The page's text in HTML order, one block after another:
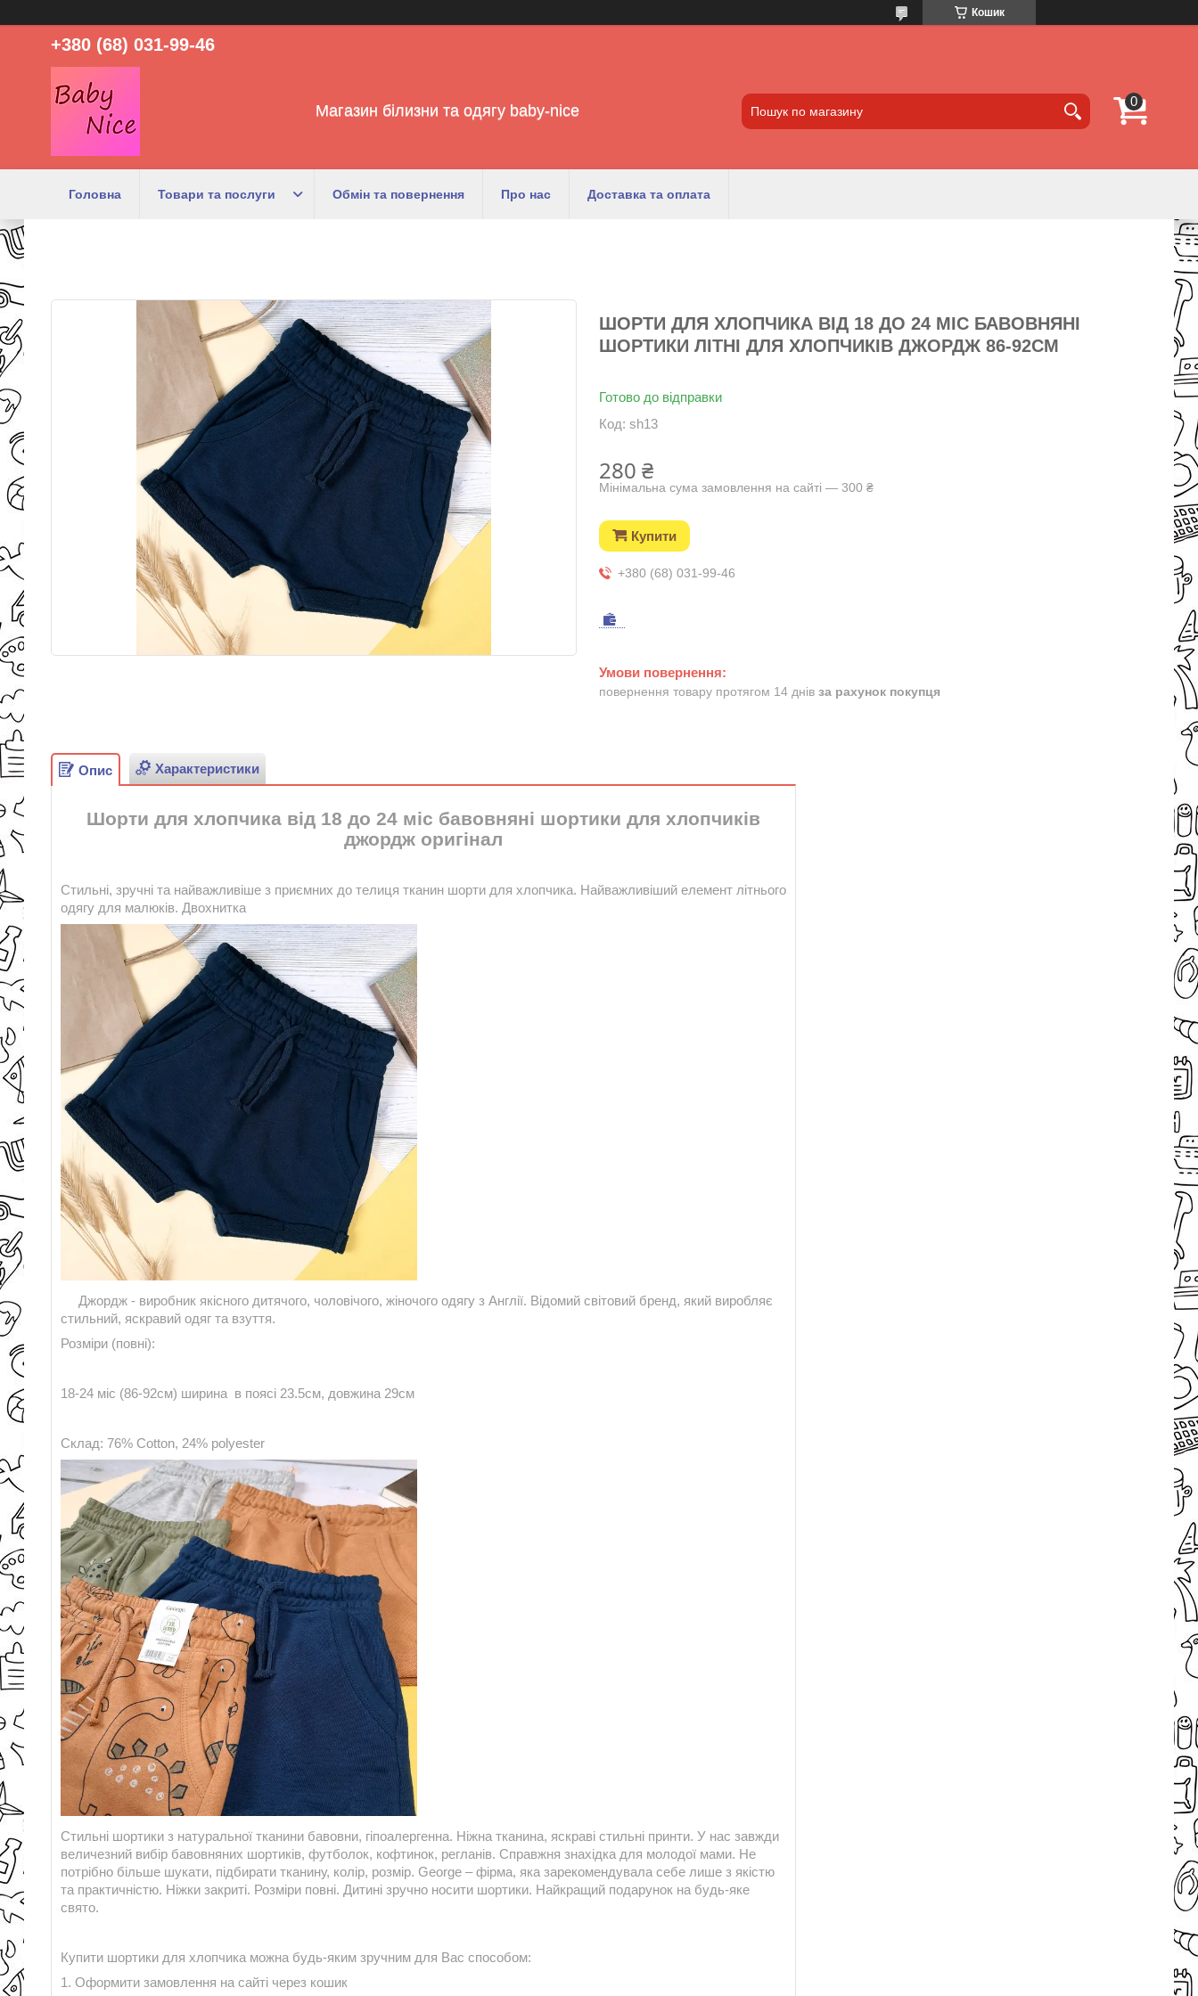
Кошик
+380 (68) 031-99-46
Магазин білизни та одягу baby-nice
Головна Товари та послуги Обмін та повернення Про нас Доставка та оплата
ШОРТИ ДЛЯ ХЛОПЧИКА ВІД 18 ДО 24 МІС БАВОВНЯНІ
ШОРТИКИ ЛІТНІ ДЛЯ ХЛОПЧИКІВ ДЖОРДЖ 86-92СМ
Готово до відправки
Код: sh13
280 ₴
Мінімальна сума замовлення на сайті — 300 ₴
Купити
+380 (68) 031-99-46
повернення товару протягом 14 днів за рахунок покупця
Опис Характеристики
Шорти для хлопчика від 18 до 24 міс бавовняні шортики для хлопчиків
джордж оригінал
Стильні, зручні та найважливіше з приємних до телиця тканин шорти для хлопчика. Найважливіший елемент літнього
одягу для малюків. Двохнитка
Джордж - виробник якісного дитячого, чоловічого, жіночого одягу з Англії. Відомий світовий бренд, який виробляє
стильний, яскравий одяг та взуття.
Розміри (повні):
18-24 міс (86-92см) ширина в поясі 23.5см, довжина 29см
Склад: 76% Cotton, 24% polyester
Стильні шортики з натуральної тканини бавовни, гіпоалергенна. Ніжна тканина, яскраві стильні принти. У нас завжди
величезний вибір бавовняних шортиків, футболок, кофтинок, регланів. Справжня знахідка для молодої мами. Не
потрібно більше шукати, підбирати тканину, колір, розмір. George – фірма, яка зарекомендувала себе лише з якістю
та практичністю. Ніжки закриті. Розміри повні. Дитині зручно носити шортики. Найкращий подарунок на будь-яке
свято.
Купити шортики для хлопчика можна будь-яким зручним для Вас способом:
1. Оформити замовлення на сайті через кошик